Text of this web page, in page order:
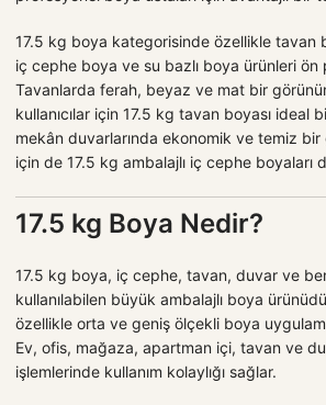
17.5 kg boya kategorisinde özellikle tavan
iç cephe boya ve su bazlı boya ürünleri ön
Tavanlarda ferah, beyaz ve mat bir
kullanıcılar için 17.5 kg tavan boyası ideal
mekân duvarlarında ekonomik ve temiz
için de 17.5 kg ambalajlı iç cephe boyaları
17.5 kg Boya Nedir?
17.5 kg boya, iç cephe, tavan, duvar ve
kullanılabilen büyük ambalajlı boya
özellikle orta ve geniş ölçekli boya
Ev, ofis, mağaza, apartman içi, tavan ve
işlemlerinde kullanım kolaylığı sağlar.